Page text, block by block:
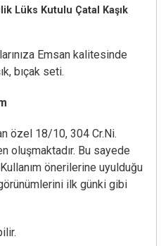
Lüks Kutulu Çatal Kaşık
Emsan kalitesinde
bıçak seti.
özel 18/10, 304 Cr.Ni.
oluşmaktadır. Bu sayede
önerilerine uyulduğu
ilk günki gibi